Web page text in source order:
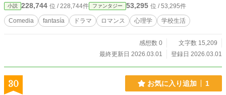
小説 228,744 位 / 228,744件 ファンタジー 53,295 位 / 53,295件
Comedia fantasía ドラマ ロマンス 心理学 学校生活
感想数 0
文字数 15,209
最終更新日 2026.03.01
登録日 2026.03.01
30 お気に入り追加 1